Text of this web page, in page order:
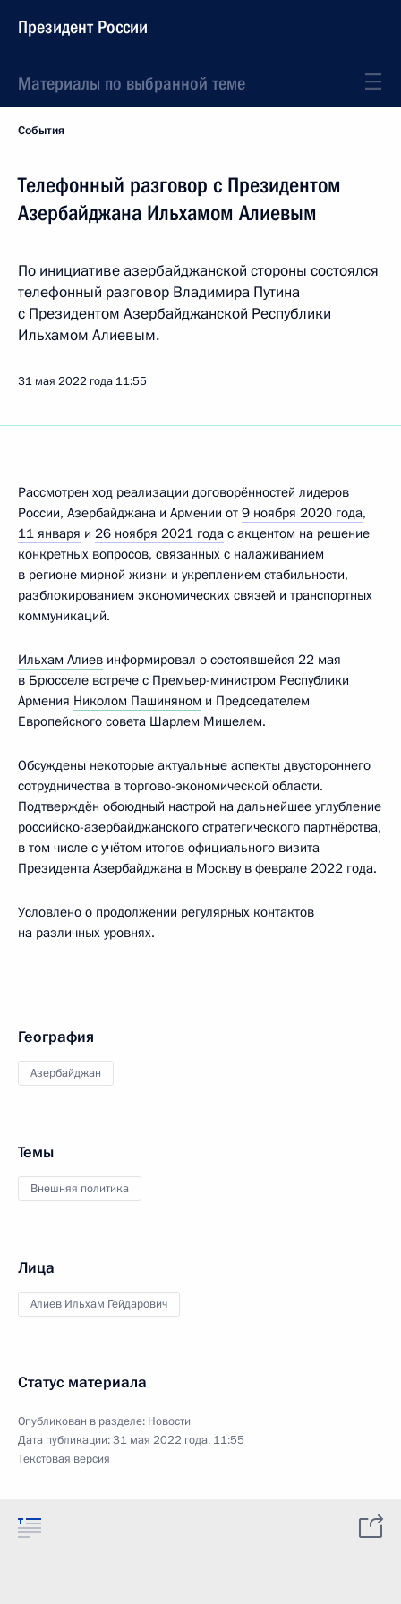
Президент России
Материалы по выбранной теме
События
Телефонный разговор с Президентом
Азербайджана Ильхамом Алиевым
По инициативе азербайджанской стороны состоялся
телефонный разговор Владимира Путина
с Президентом Азербайджанской Республики
Ильхамом Алиевым.
31 мая 2022 года 11:55
Рассмотрен ход реализации договорённостей лидеров
России, Азербайджана и Армении от 9 ноября 2020 года,
11 января и 26 ноября 2021 года с акцентом на решение
конкретных вопросов, связанных с налаживанием
в регионе мирной жизни и укреплением стабильности,
разблокированием экономических связей и транспортных
коммуникаций.
Ильхам Алиев информировал о состоявшейся 22 мая
в Брюсселе встрече с Премьер-министром Республики
Армения Николом Пашиняном и Председателем
Европейского совета Шарлем Мишелем.
Обсуждены некоторые актуальные аспекты двустороннего
сотрудничества в торгово-экономической области.
Подтверждён обоюдный настрой на дальнейшее углубление
российско-азербайджанского стратегического партнёрства,
в том числе с учётом итогов официального визита
Президента Азербайджана в Москву в феврале 2022 года.
Условлено о продолжении регулярных контактов
на различных уровнях.
География
Азербайджан
Темы
Внешняя политика
Лица
Алиев Ильхам Гейдарович
Статус материала
Опубликован в разделе: Новости
Дата публикации:31 мая 2022 года, 11:55
Текстовая версия